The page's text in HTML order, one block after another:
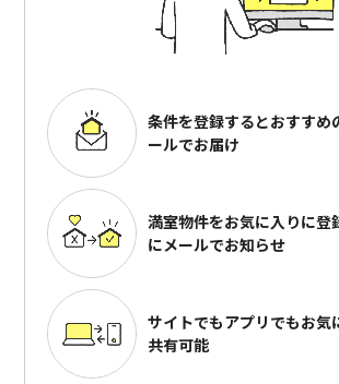
条件を登録するとおすすめ
ールでお届け
満室物件をお気に入りに登
にメールでお知らせ
サイトでもアプリでもお気
共有可能